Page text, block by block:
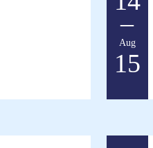
–
Aug
15